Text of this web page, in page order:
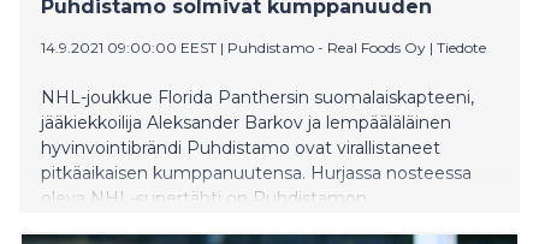
Puhdistamo solmivat kumppanuuden
14.9.2021 09:00:00 EEST | Puhdistamo - Real Foods Oy | Tiedote
NHL-joukkue Florida Panthersin suomalaiskapteeni,
jääkiekkoilija Aleksander Barkov ja lempääläläinen
hyvinvointibrändi Puhdistamo ovat virallistaneet
pitkäaikaisen kumppanuutensa. Hurjassa nosteessa
oleva NHL-supertähti on Puhdistamon